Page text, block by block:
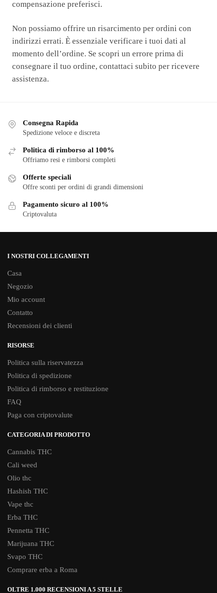
compensazione preferisci.
Non possiamo offrire un risarcimento per ordini con
indirizzi errati. È essenziale verificare i tuoi dati al
momento dell’ordine. Se scopri un errore prima di
consegnare il tuo ordine, contattaci subito per ricevere
assistenza.
Consegna Rapida
Spedizione veloce e discreta
Politica di rimborso al 100%
Offriamo resi e rimborsi completi
Offerte speciali
Offre sconti per ordini di grandi dimensioni
Pagamento sicuro al 100%
Criptovaluta
I NOSTRI COLLEGAMENTI
Casa
Negozio
Mio account
Contatto
Recensioni dei clienti
RISORSE
Politica sulla riservatezza
Politica di spedizione
Politica di rimborso e restituzione
FAQ
Paga con criptovalute
CATEGORIA DI PRODOTTO
Cannabis THC
Cali weed
Olio thc
Hashish THC
Vape thc
Erba THC
Pennetta THC
Marijuana THC
Svapo THC
Comprare erba a Roma
OLTRE 1.000 RECENSIONI A 5 STELLE